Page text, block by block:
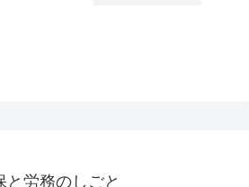
と労務のしごと